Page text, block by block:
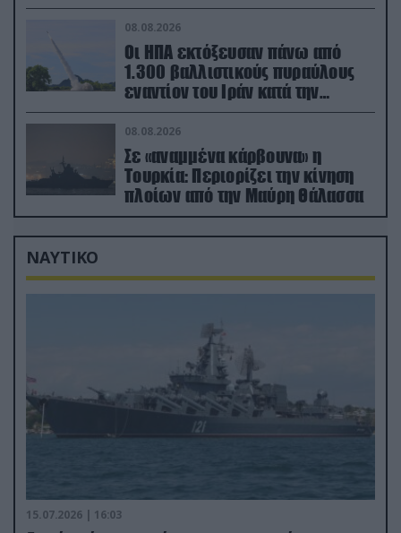
08.08.2026
Οι ΗΠΑ εκτόξευσαν πάνω από
1.300 βαλλιστικούς πυραύλους
εναντίον του Ιράν κατά την
διάρκεια του πολέμου
08.08.2026
Σε «αναμμένα κάρβουνα» η
Τουρκία: Περιορίζει την κίνηση
πλοίων από την Μαύρη Θάλασσα
ΝΑΥΤΙΚΟ
15.07.2026 | 16:03